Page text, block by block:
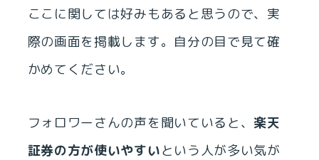
ここに関しては好みもあると思うので、実
際の画面を掲載します。自分の目で見て確
かめてください。
フォロワーさんの声を聞いていると、 楽天
証券の方が使いやすいという人が多い気が